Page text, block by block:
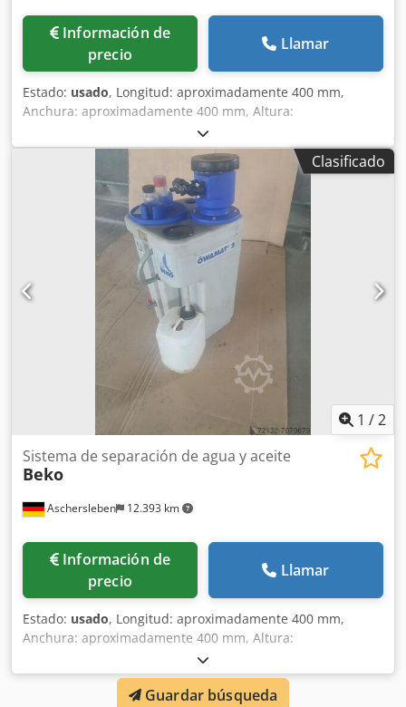
Información de
precio
Llamar
Estado: usado, Longitud: aproximadamente 400 mm,
Anchura: aproximadamente 400 mm, Altura:
aproximadamente 750 mm, Peso: 15 kg, Aplicación:
sistemas de aire comprimido. Dodpfx Ash D E Uwsldswa
Clasificado
1 /2
Aschersleben 12.393 km
Sistema de separación de agua y aceite
Beko
Información de
precio
Llamar
Estado: usado, Longitud: aproximadamente 400 mm,
Anchura: aproximadamente 400 mm, Altura:
aproximadamente 750 mm, Peso: 15 kg, Dwedpfjh D E T
Djx Aldsa Aplicación en sistemas de aire comprimido.
Guardar búsqueda